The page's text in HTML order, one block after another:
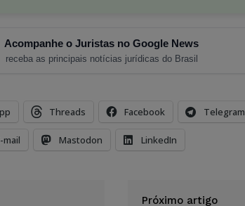
Acompanhe o Juristas no Google News
receba as principais notícias jurídicas do Brasil
Threads Facebook Telegram
mail Mastodon LinkedIn
Próximo artigo